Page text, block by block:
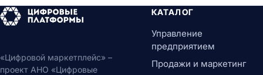
«Цифровой маркетплейс» –
проект АНО «Цифровые
КАТАЛОГ
Управление
предприятием
Продажи и маркетинг